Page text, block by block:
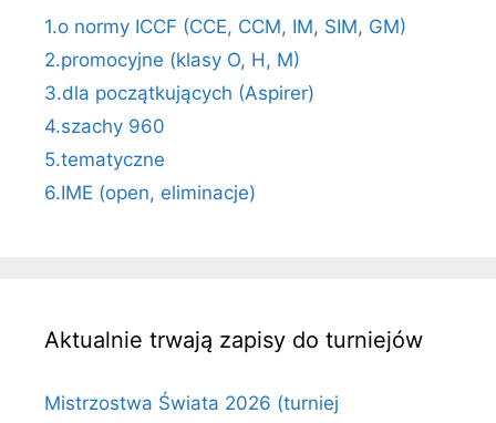
1.o normy ICCF (CCE, CCM, IM, SIM, GM)
2.promocyjne (klasy O, H, M)
3.dla początkujących (Aspirer)
4.szachy 960
5.tematyczne
6.IME (open, eliminacje)
Aktualnie trwają zapisy do turniejów
Mistrzostwa Świata 2026 (turniej